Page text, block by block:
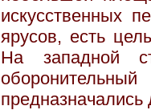
искусственных
ярусов, есть
На западной